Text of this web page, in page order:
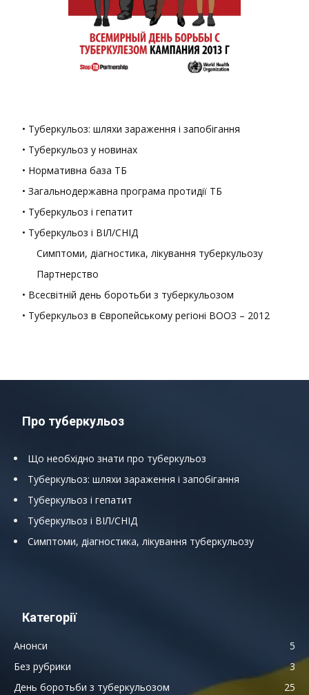
• Туберкульоз: шляхи зараження і запобігання
• Туберкульоз у новинах
• Нормативна база ТБ
• Загальнодержавна програма протидії ТБ
• Туберкульоз і гепатит
• Туберкульоз і ВІЛ/СНІД
Симптоми, діагностика, лікування туберкульозу
Партнерство
• Всесвітній день боротьби з туберкульозом
• Туберкульоз в Європейському регіоні ВООЗ – 2012
Про туберкульоз
Що необхідно знати про туберкульоз
Туберкульоз: шляхи зараження і запобігання
Туберкульоз і гепатит
Туберкульоз і ВІЛ/СНІД
Симптоми, діагностика, лікування туберкульозу
Категорії
Анонси
5
Без рубрики
3
День боротьби з туберкульозом
25